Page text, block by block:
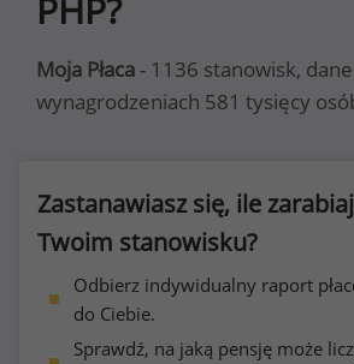
PHP?
Moja Płaca - 1136 stanowisk,
wynagrodzeniach 581 tysięcy
Zastanawiasz się, ile
Twoim stanowisku?
Odbierz indywidualny raport
do Ciebie.
Sprawdź, na jaką pensję może